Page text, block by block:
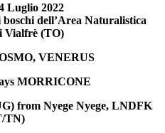
Luglio 2022
dell’Area Naturalistica
Vialfrè (TO)
VENERUS
MORRICONE
from Nyege Nyege, LNDFK
TN)